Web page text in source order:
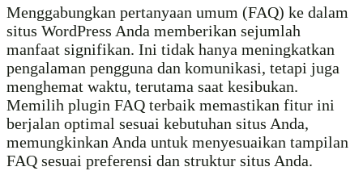
Menggabungkan pertanyaan umum (FAQ) ke dalam
situs WordPress Anda memberikan sejumlah
manfaat signifikan. Ini tidak hanya meningkatkan
pengalaman pengguna dan komunikasi, tetapi juga
menghemat waktu, terutama saat kesibukan.
Memilih plugin FAQ terbaik memastikan fitur ini
berjalan optimal sesuai kebutuhan situs Anda,
memungkinkan Anda untuk menyesuaikan tampilan
FAQ sesuai preferensi dan struktur situs Anda.